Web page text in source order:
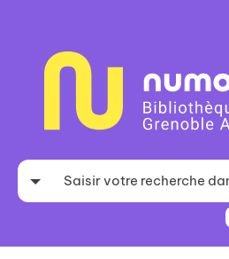
recherche